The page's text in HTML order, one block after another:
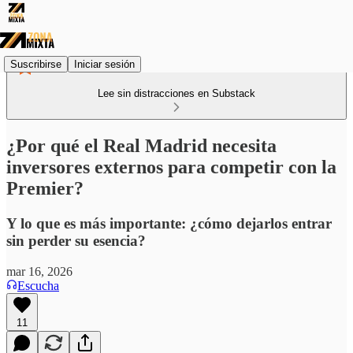
Suscribirse Iniciar sesión
Lee sin distracciones en Substack
¿Por qué el Real Madrid necesita
inversores externos para competir con la
Premier?
Y lo que es más importante: ¿cómo dejarlos entrar
sin perder su esencia?
mar 16, 2026
Escucha
11